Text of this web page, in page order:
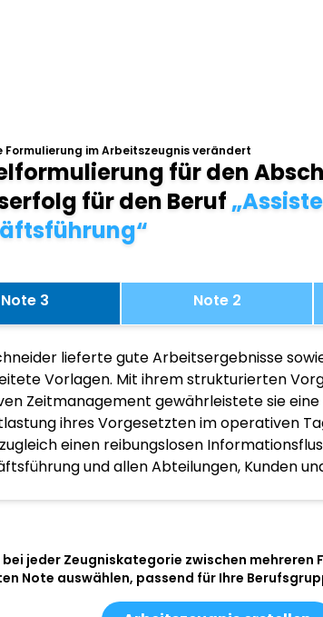
Formulierung im Arbeitszeugnis verändert
für den
für den Beruf
Note 3 Note 2
lieferte gute Arbeitsergebnisse
Vorlagen. Mit ihrem strukturierten
Zeitmanagement gewährleistete sie
ihres Vorgesetzten im operativen
einen reibungslosen
und allen Abteilungen, Kunden
bei jeder Zeugniskategorie zwischen mehreren
Note auswählen, passend für Ihre